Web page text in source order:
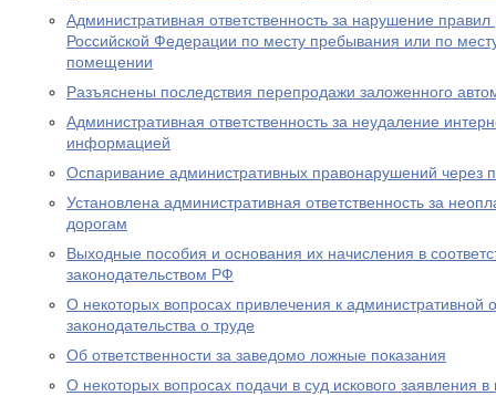
Административная ответственность за нарушение
Российской Федерации по месту пребывания или по
помещении
Разъяснены последствия перепродажи заложенного
Административная ответственность за неудаление
информацией
Оспаривание административных правонарушений через
Установлена административная ответственность за
дорогам
Выходные пособия и основания их начисления в
законодательством РФ
О некоторых вопросах привлечения к административной
законодательства о труде
Об ответственности за заведомо ложные показания
О некоторых вопросах подачи в суд искового заявления в